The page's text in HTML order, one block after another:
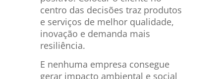
centro das decisões traz produtos
e serviços de melhor qualidade,
inovação e demanda mais
resiliência.
E nenhuma empresa consegue
gerar impacto ambiental e social